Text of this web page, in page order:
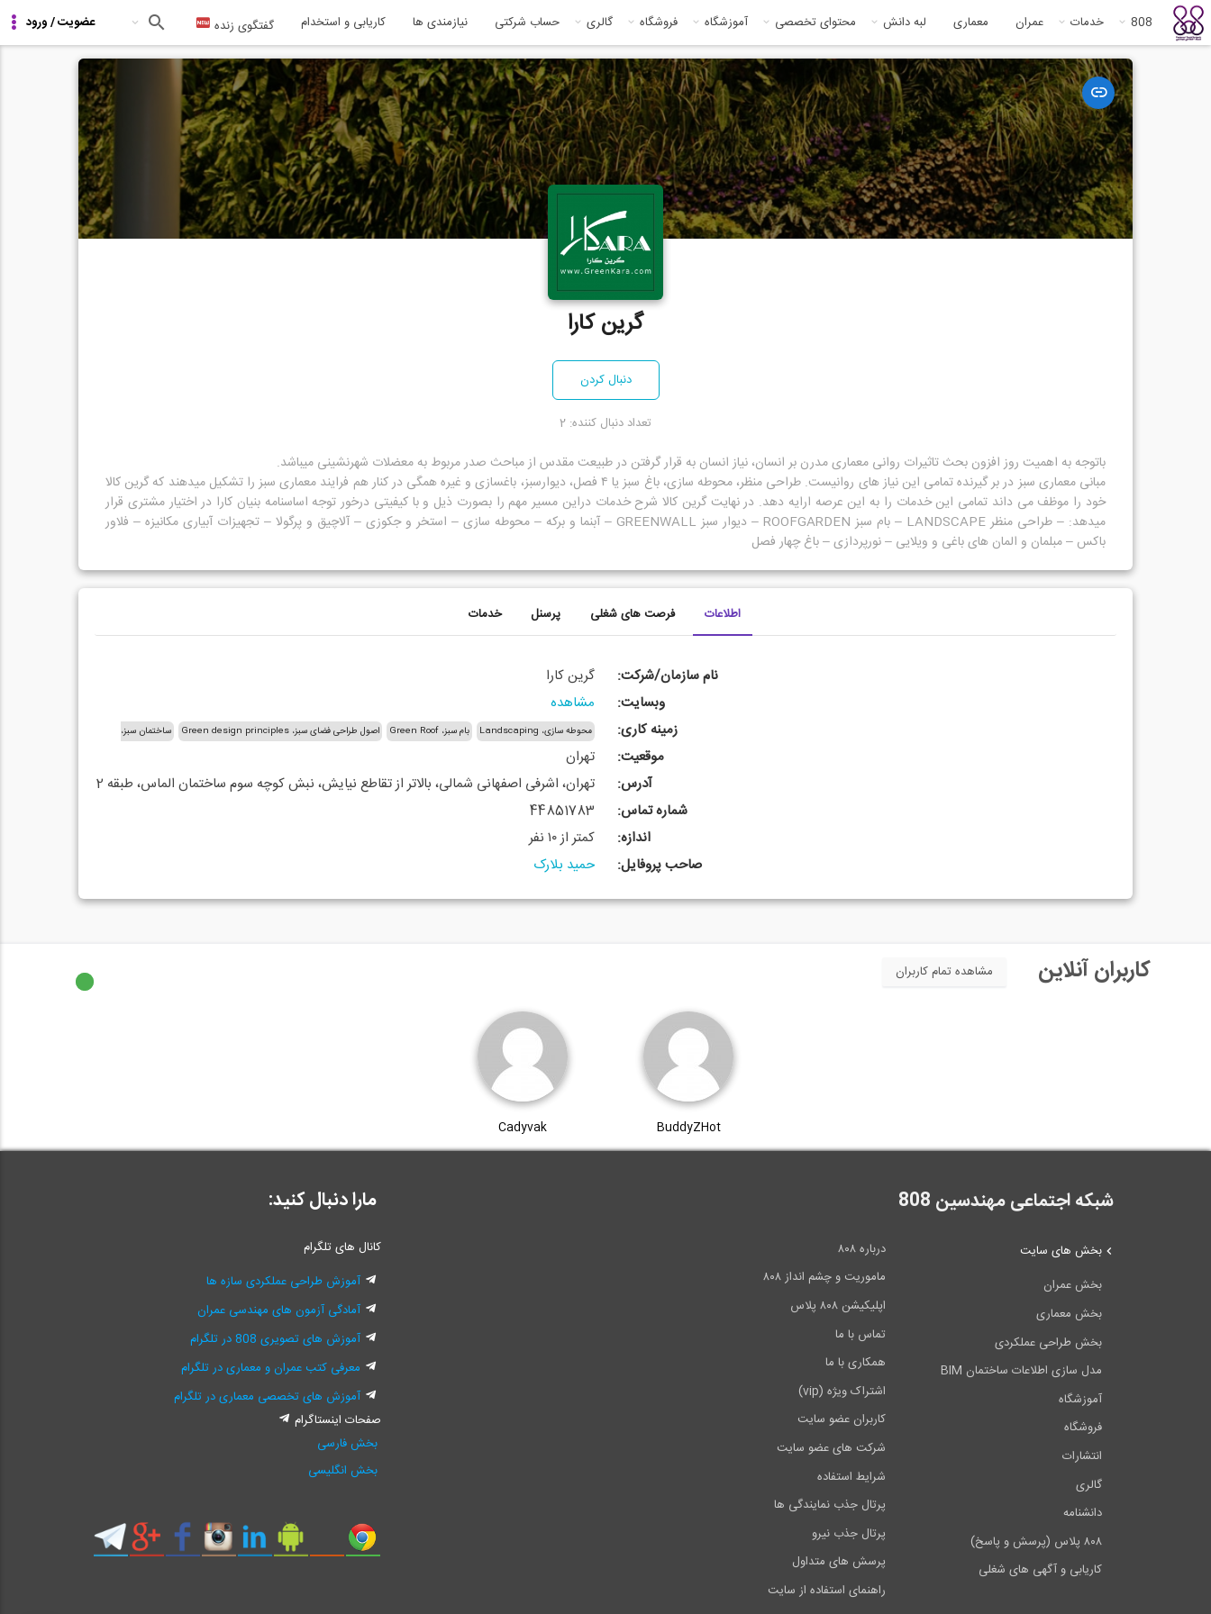
808 خدمات عمران معماری لبه دانش محتوای تخصصی آموزشگاه فروشگاه گالری حساب شرکتی نیازمندی ها کاریابی و استخدام گفتگوی زنده
گرین کارا
دنبال کردن
تعداد دنبال کننده: 2
مبانی معماری سبز در بر گیرنده تمامی این نیاز های روانیست. طراحی منظر، محوطه سازی، باغ سبز یا ۴ فصل، دیوارسبز، باغسازی و غیره همگی در کنار هم فرایند معماری سبز را تشکیل میدهند که گرین کالا
خود را موظف می داند تمامی این خدمات را به این عرصه ارایه دهد. در نهایت گرین کالا شرح خدمات دراین مسیر مهم را بصورت ذیل و با کیفیتی درخور توجه اساسنامه بنیان کارا در اختیار مشتری قرار
میدهد: – طراحی منظر LANDSCAPE – بام سبز ROOFGARDEN – دیوار سبز GREENWALL – آبنما و برکه – محوطه سازی – استخر و جکوزی – آلاچیق و پرگولا – تجهیزات آبیاری مکانیزه – فلاور
باکس – مبلمان و المان های باغی و ویلایی – نورپردازی – باغ چهار فصل
مشاهده
وبسایت
اطلاعات فرصت های شغلی پرسنل خدمات
نام سازمان/شرکت:
وبسایت:
زمینه کاری:
موقعیت:
آدرس:
شماره تماس:
اندازه:
صاحب پروفایل:
گرین کارا
مشاهده
محوطه سازی، Landscaping بام سبز، Green Roof اصول طراحی فضای سبز، Green design principles
ساختمان سبز،
Green building
Greenhouse structures
باغ ایرانی، Persian Garden
تهران
تهران، اشرفی اصفهانی شمالی، بالاتر از تقاطع نیایش، نبش کوچه سوم ساختمان الماس، طبقه 2
، واحد 5
44851783
کمتر از ۱۰ نفر
حمید بلارک
کاربران آنلاین مشاهده تمام کاربران
BuddyZHot
Cadyvak
شبکه اجتماعی مهندسین 808
درباره ۸۰۸
ماموریت و چشم انداز ۸۰۸
اپلیکیشن ۸۰۸ پلاس
تماس با ما
همکاری با ما
اشتراک ویژه (vip)
کاربران عضو سایت
شرکت های عضو سایت
شرایط استفاده
پرتال جذب نمایندگی ها
پرتال جذب نیرو
پرسش های متداول
راهنمای استفاده از سایت
بخش های سایت
بخش عمران
بخش معماری
بخش طراحی عملکردی
مدل سازی اطلاعات ساختمان BIM
آموزشگاه
فروشگاه
انتشارات
گالری
دانشنامه
۸۰۸ پلاس (پرسش و پاسخ)
کاریابی و آگهی های شغلی
مارا دنبال کنید:
کانال های تلگرام
آموزش طراحی عملکردی سازه ها
آمادگی آزمون های مهندسی عمران
آموزش های تصویری 808 در تلگرام
معرفی کتب عمران و معماری در تلگرام
آموزش های تخصصی معماری در تلگرام
صفحات اینستاگرام
بخش فارسی
بخش انگلیسی